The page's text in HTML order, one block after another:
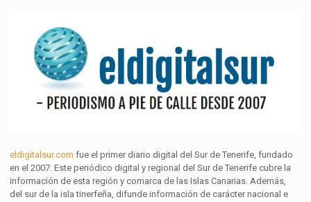
eldigitalsur.com fue el primer diario digital del Sur de Tenerife, fundado
en el 2007. Este periódico digital y regional del Sur de Tenerife cubre la
información de esta región y comarca de las Islas Canarias. Además,
del sur de la isla tinerfeña, difunde información de carácter nacional e